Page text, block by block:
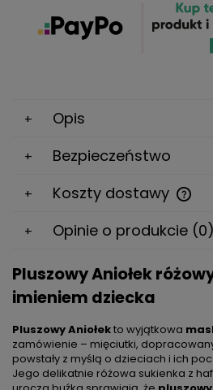
Opis
Bezpieczeństwo
Koszty dostawy
Cena nie zawiera ewentualnych
Opinie o produkcie (0)
Pluszowy Aniołek
imieniem dziecka
Pluszowy Aniołekto wyjątkowa
zamówienie – mięciutki,
powstały z myślą o dzieciach i ich
Jego delikatnie różowa sukienka z